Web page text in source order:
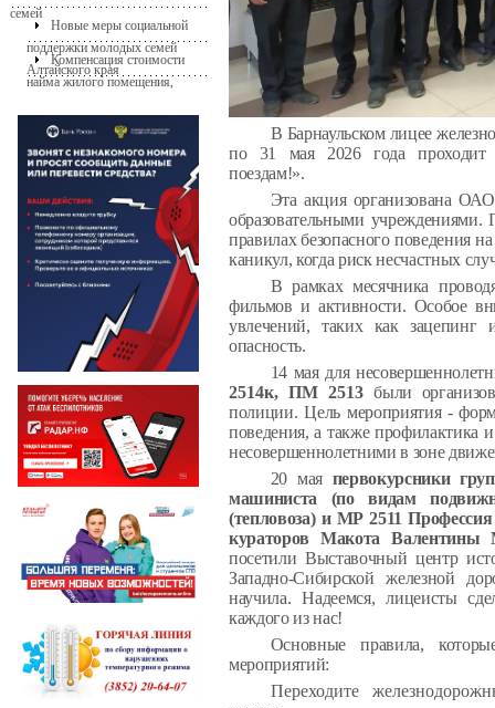
семей
Новые меры социальной
поддержки молодых семей
Алтайского края
Компенсация стоимости
найма жилого помещения,
В Барнаульском лицее
по 31 мая 2026 года проходит
поездам!».
Эта акция организована
образовательными учреждениями.
правилах безопасного поведения
каникул, когда риск несчастных
В рамках месячника
фильмов и активности. Особое
увлечений, таких как зацепинг
опасность.
14 мая для
2514к, ПМ 2513 были
полиции. Цель мероприятия -
поведения, а также профилактика
несовершеннолетними в зоне
20 мая первокурсники
машиниста (по видам
(тепловоза) и МР 2511
кураторов Макота
посетили Выставочный центр
Западно-Сибирской железной
научила.
Надеемся, лицеисты
каждого из нас!
Основные правила,
мероприятий:
Переходите